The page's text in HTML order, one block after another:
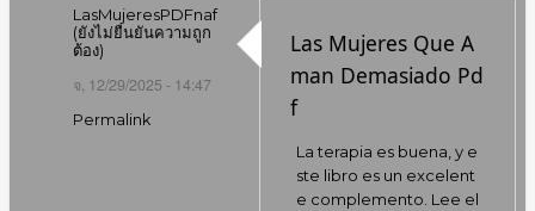
LasMujeresPDFnaf
(ยังไม่ยืนยันความถูก
ต้อง)
จ, 12/29/2025 - 14:47
Permalink
Las Mujeres Que A
man Demasiado Pd
f
La terapia es buena, y e
ste libro es un excelent
e complemento. Lee el